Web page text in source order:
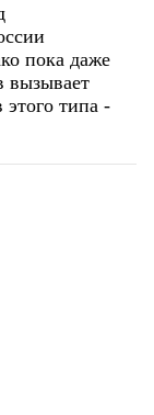
пока даже
вызывает
этого типа -